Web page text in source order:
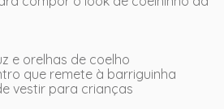
e orelhas de coelho
que remete à barriguinha
vestir para crianças